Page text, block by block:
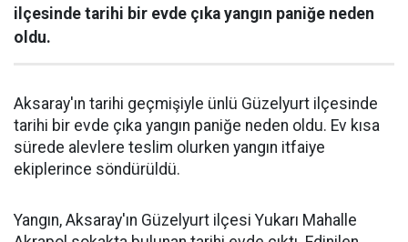
ilçesinde tarihi bir evde çıka yangın paniğe neden
oldu.
Aksaray'ın tarihi geçmişiyle ünlü Güzelyurt ilçesinde
tarihi bir evde çıka yangın paniğe neden oldu. Ev kısa
sürede alevlere teslim olurken yangın itfaiye
ekiplerince söndürüldü.
Yangın, Aksaray'ın Güzelyurt ilçesi Yukarı Mahalle